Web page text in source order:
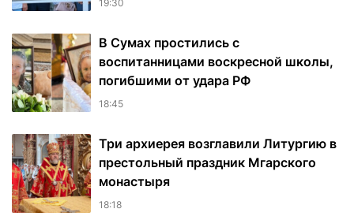
19:30
В Сумах простились с
воспитанницами воскресной школы,
погибшими от удара РФ
18:45
Три архиерея возглавили Литургию в
престольный праздник Мгарского
монастыря
18:18